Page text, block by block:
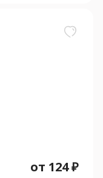
от 124₽